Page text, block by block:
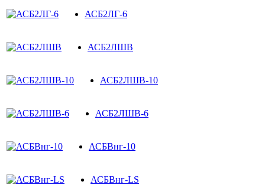
АСБ2ЛГ-6
АСБ2ЛШВ
АСБ2ЛШВ-10
АСБ2ЛШВ-6
АСБВнг-10
АСБВнг-LS